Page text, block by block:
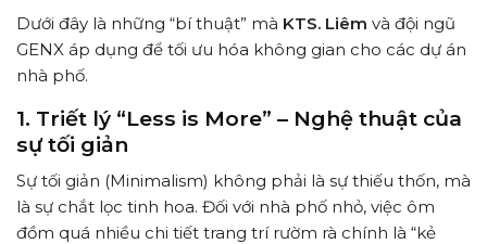
Dưới đây là những “bí thuật” mà KTS. Liêm và đội ngũ
GENX áp dụng để tối ưu hóa không gian cho các dự án
nhà phố.
1. Triết lý “Less is More” – Nghệ thuật của
sự tối giản
Sự tối giản (Minimalism) không phải là sự thiếu thốn, mà
là sự chắt lọc tinh hoa. Đối với nhà phố nhỏ, việc ôm
đồm quá nhiều chi tiết trang trí rườm rà chính là “kẻ